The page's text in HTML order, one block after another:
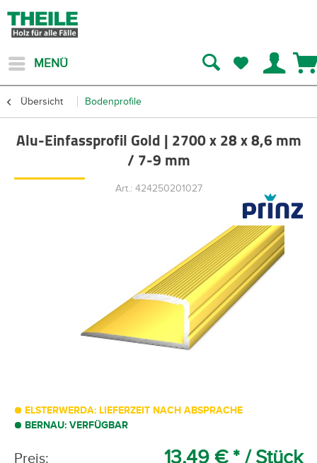
MENÜ
Übersicht Bodenprofile
Alu-Einfassprofil Gold | 2700 x 28 x 8,6 mm
/ 7-9 mm
Art.: 424250201027
ELSTERWERDA: LIEFERZEIT NACH ABSPRACHE
BERNAU: VERFÜGBAR
Preis: 13,49 € * / Stück